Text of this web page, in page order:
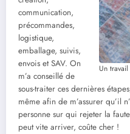
Un
communication,
précommandes,
logistique,
emballage, suivis,
envois et SAV. On
m’a conseillé de
sous-traiter ces dernières
même afin de m’assurer qu’il
personne sur qui rejeter la
peut vite arriver, coûte cher !